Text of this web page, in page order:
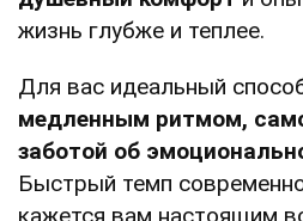
жизнь глубже и теплее.
Для вас идеальный
медленным ритмом,
заботой об
Быстрый темп